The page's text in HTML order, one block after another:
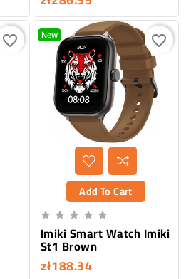
favorite_border New
Add To Cart
    
Imiki Smart Watch Imiki
St1 Brown
zł188.34
favorite_border